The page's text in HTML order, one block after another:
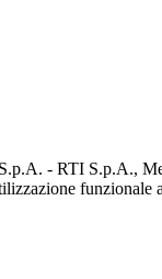
- RTI S.p.A.,
funzionale